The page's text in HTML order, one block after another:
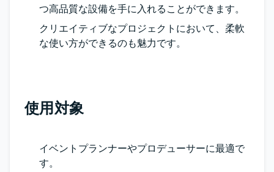
つ高品質な設備を手に入れることができます。
クリエイティブなプロジェクトにおいて、柔軟
な使い方ができるのも魅力です。
使用対象
イベントプランナーやプロデューサーに最適で
す。